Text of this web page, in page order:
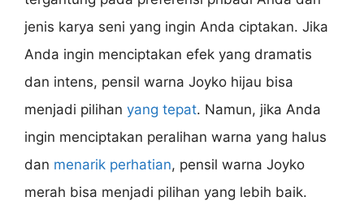
jenis karya seni yang ingin Anda ciptakan. Jika
Anda ingin menciptakan efek yang dramatis
dan intens, pensil warna Joyko hijau bisa
menjadi pilihan yang tepat. Namun, jika Anda
ingin menciptakan peralihan warna yang halus
dan menarik perhatian, pensil warna Joyko
merah bisa menjadi pilihan yang lebih baik.